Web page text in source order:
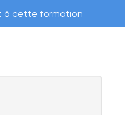
à cette formation